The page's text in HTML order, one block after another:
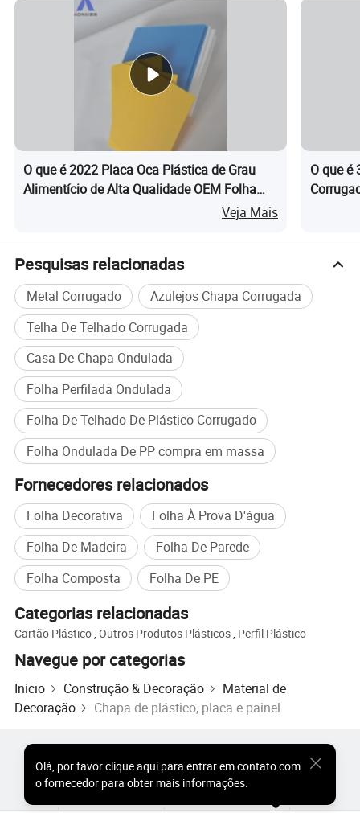
folha de plástico ondulada
Várias cores vibrantes que se adaptam à sua
O que é 2022 Placa Oca Plástica de Grau
Alimentício de Alta Qualidade OEM Folha
Corrugada Plástica Material Coroplast Placa
Veja Mais
O que é
Pesquisas relacionadas
Metal Corrugado
Azulejos Chapa Corrugada
Telha De Telhado Corrugada
Casa De Chapa Ondulada
Folha Perfilada Ondulada
Folha De Telhado De Plástico Corrugado
Folha Ondulada De PP compra em massa
Fornecedores relacionados
Folha Decorativa
Folha À Prova D'água
Folha De Madeira
Folha De Parede
Folha Composta
Folha De PE
Categorias relacionadas
Cartão Plástico,Outros Produtos Plásticos, Perfil Plástico
Navegue por categorias
Início Construção & Decoração
Material de
Decoração
Chapa de plástico, placa e painel
Olá, por favor clique aqui para entrar em contato com
o fornecedor para obter mais informações.
Produtos Quentes por Atacado
Comprador de Estrela
Percepções